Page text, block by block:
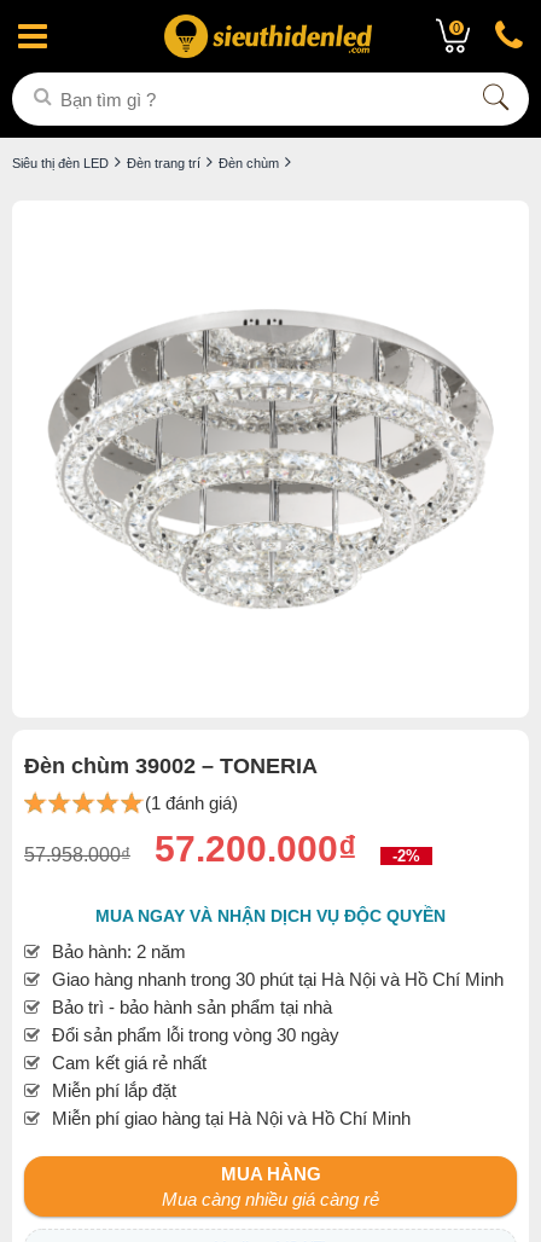
0
Siêu thị đèn LED Đèn trang trí Đèn chùm
Đèn chùm 39002 – TONERIA
(1 đánh giá)
57.958.000₫ 57.200.000₫ -2%
MUA NGAY VÀ NHẬN DỊCH VỤ ĐỘC QUYỀN
Bảo hành: 2 năm
Giao hàng nhanh trong 30 phút tại Hà Nội và Hồ Chí Minh
Bảo trì - bảo hành sản phẩm tại nhà
Đổi sản phẩm lỗi trong vòng 30 ngày
Cam kết giá rẻ nhất
Miễn phí lắp đặt
Miễn phí giao hàng tại Hà Nội và Hồ Chí Minh
MUA HÀNG
Mua càng nhiều giá càng rẻ